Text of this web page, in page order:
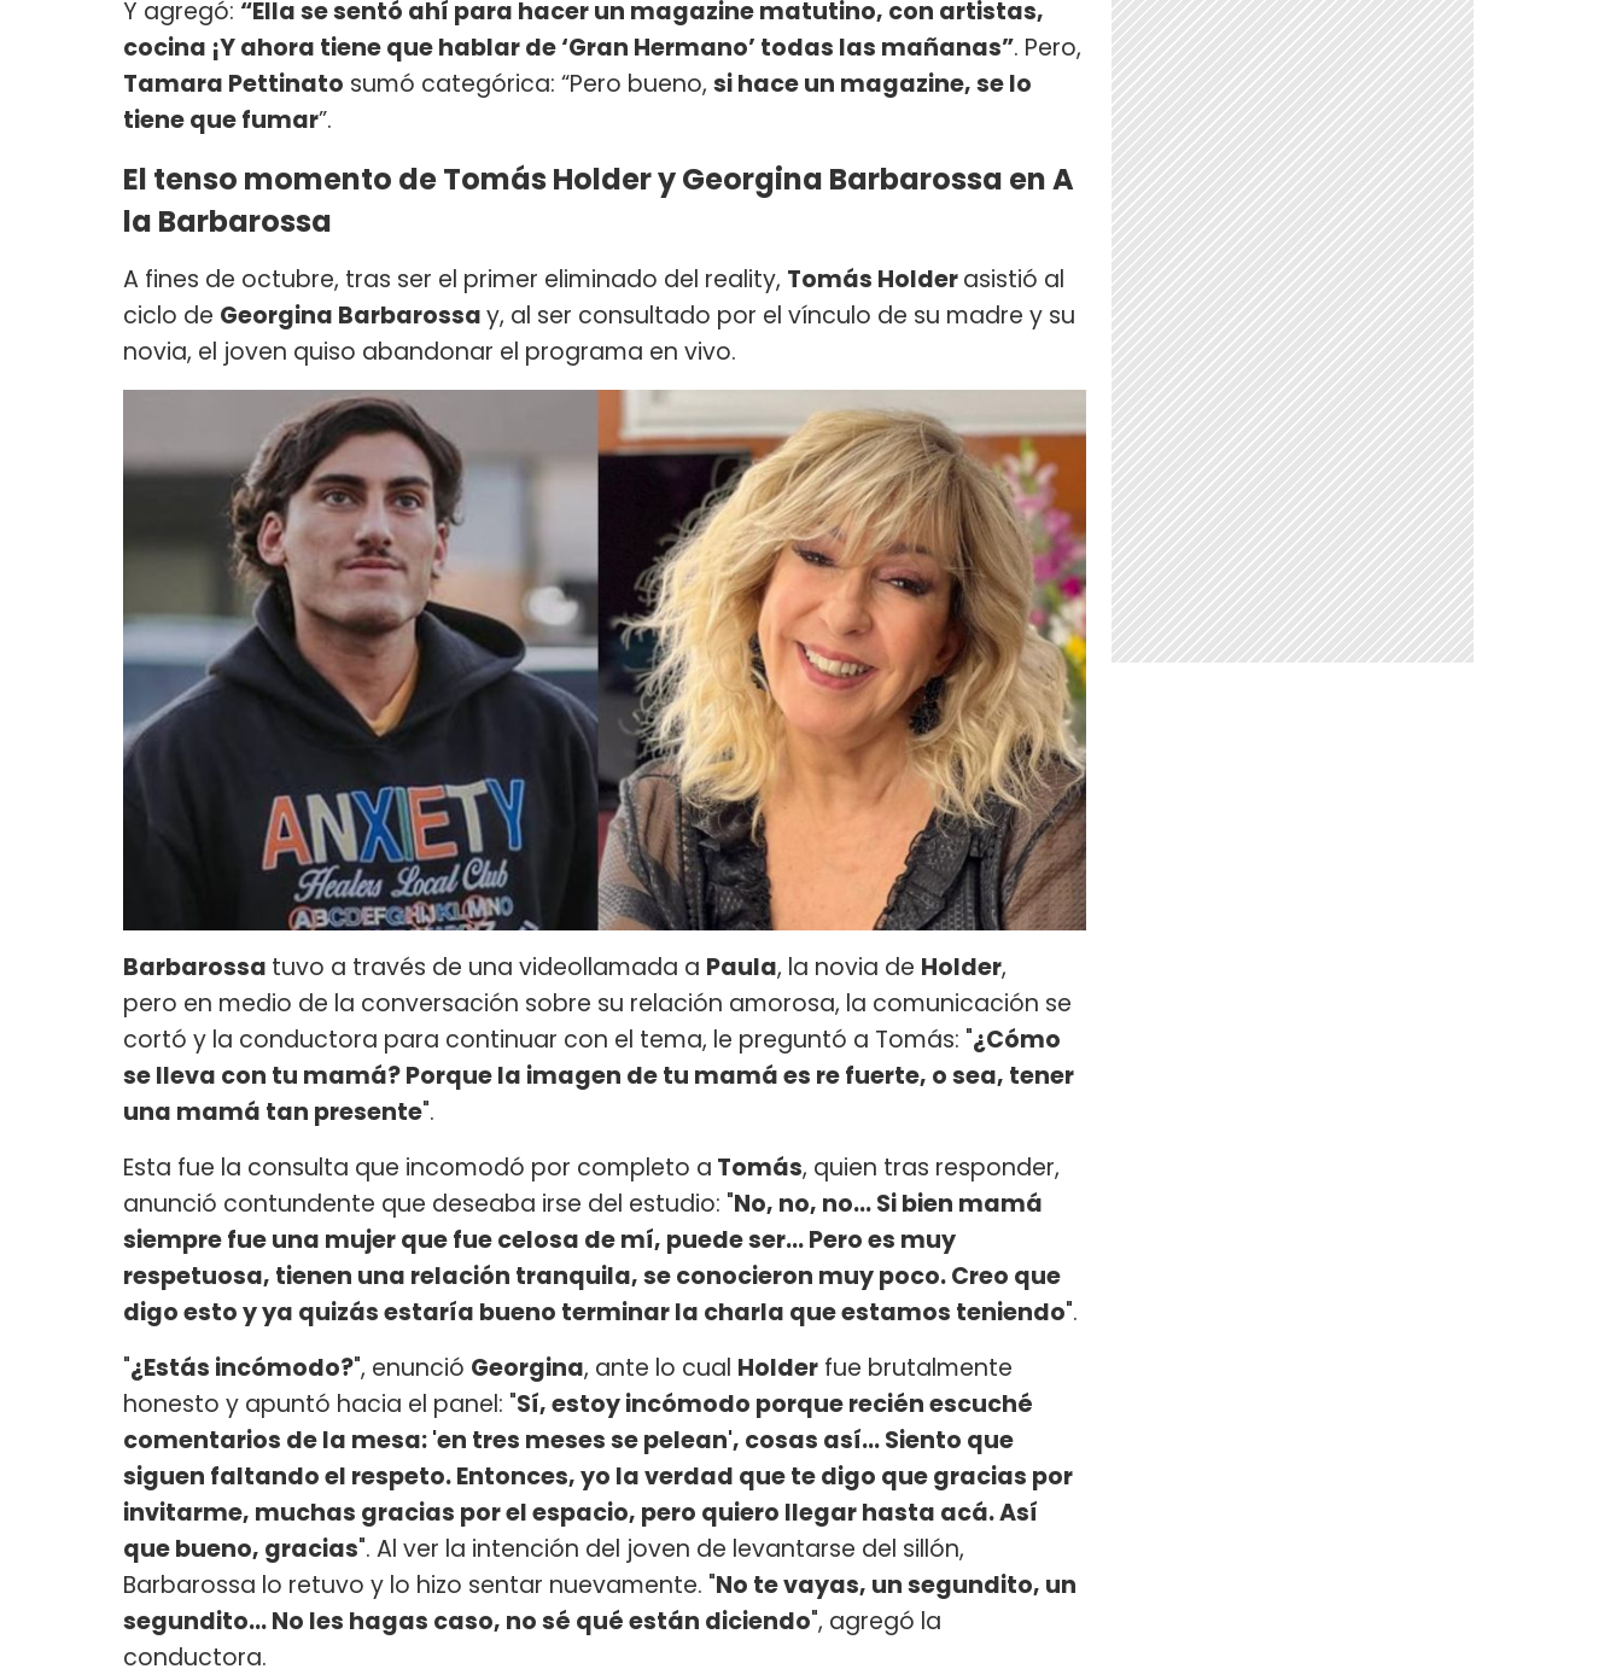
Y agregó: “Ella se sentó ahí para hacer un magazine matutino, con artistas,
cocina ¡Y ahora tiene que hablar de ‘Gran Hermano’ todas las mañanas”. Pero,
Tamara Pettinato sumó categórica: “Pero bueno, si hace un magazine, se lo
tiene que fumar”.
El tenso momento de Tomás Holder y Georgina Barbarossa en A
la Barbarossa
A fines de octubre, tras ser el primer eliminado del reality, Tomás Holderasistió al
ciclo de Georgina Barbarossay, al ser consultado por el vínculo de su madre y su
novia, el joven quiso abandonar el programa en vivo.
Barbarossa tuvo a través de una videollamada a Paula, la novia de Holder,
pero en medio de la conversación sobre su relación amorosa, la comunicación se
cortó y la conductora para continuar con el tema, le preguntó a Tomás: "¿Cómo
se lleva con tu mamá? Porque la imagen de tu mamá es re fuerte, o sea, tener
una mamá tan presente".
Esta fue la consulta que incomodó por completo a Tomás, quien tras responder,
anunció contundente que deseaba irse del estudio: "No, no, no... Si bien mamá
siempre fue una mujer que fue celosa de mí, puede ser... Pero es muy
respetuosa, tienen una relación tranquila, se conocieron muy poco. Creo que
digo esto y ya quizás estaría bueno terminar la charla que estamos teniendo".
"¿Estás incómodo?", enunció Georgina, ante lo cual Holder fue brutalmente
honesto y apuntó hacia el panel: "Sí, estoy incómodo porque recién escuché
comentarios de la mesa: 'en tres meses se pelean', cosas así... Siento que
siguen faltando el respeto. Entonces, yo la verdad que te digo que gracias por
invitarme, muchas gracias por el espacio, pero quiero llegar hasta acá. Así
que bueno, gracias". Al ver la intención del joven de levantarse del sillón,
Barbarossa lo retuvo y lo hizo sentar nuevamente. "No te vayas, un segundito, un
segundito... No les hagas caso, no sé qué están diciendo", agregó la
conductora.